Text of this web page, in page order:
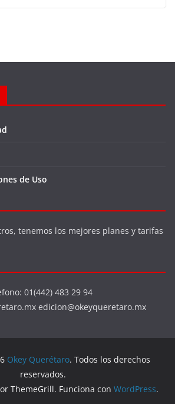
de Uso
tenemos los mejores planes y tarifas
01(442) 483 29 94
edicion@okeyqueretaro.mx
Okey Querétaro. Todos los derechos
reservados.
ThemeGrill. Funciona con WordPress.